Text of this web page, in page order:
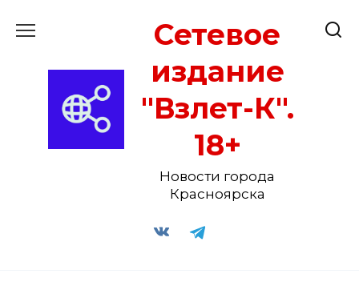
Сетевое
издание
"Взлет-К".
18+
Новости города
Красноярска